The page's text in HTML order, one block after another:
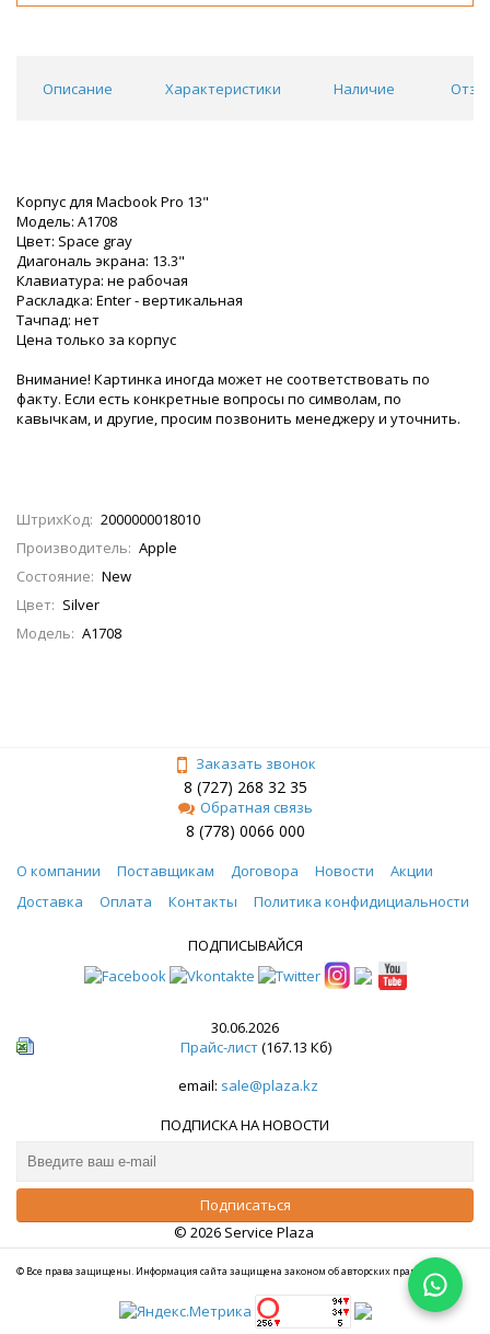
Описание Характеристики Наличие
Корпус для Macbook Pro 13"
Модель: A1708
Цвет: Space gray
Диагональ экрана: 13.3"
Клавиатура: не рабочая
Раскладка: Enter - вертикальная
Тачпад: нет
Цена только за корпус
Внимание! Картинка иногда может не соответствовать по
факту. Если есть конкретные вопросы по символам, по
кавычкам, и другие, просим позвонить менеджеру и уточнить.
ШтрихКод: 2000000018010
Производитель: Apple
Состояние: New
Цвет: Silver
Модель: A1708
Заказать звонок
8 (727) 268 32 35
Обратная связь
8 (778) 0066 000
О компании Поставщикам Договора Новости
Акции
Доставка
Оплата Контакты Политика конфидициальности
ПОДПИСЫВАЙСЯ
30.06.2026
Прайс-лист(167.13 Кб)
email: sale@plaza.kz
ПОДПИСКА НА НОВОСТИ
© 2026 Service Plaza
© Все права защищены. Информация сайта защищена законом об авторских правах.